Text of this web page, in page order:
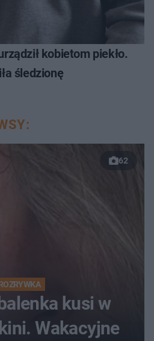
kobietom piekło.
śledzionę
62
kusi w
Wakacyjne